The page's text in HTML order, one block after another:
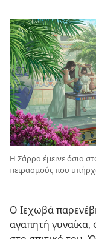
Η Σάρρα έμεινε όσια
πειρασμούς που
Ο Ιεχωβά
αγαπητή γυναίκα,